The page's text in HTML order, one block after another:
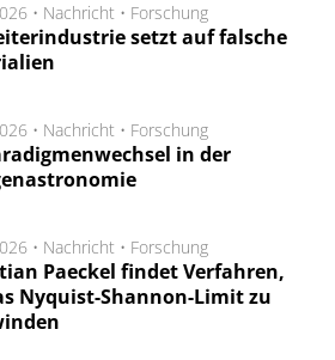
• Nachricht • Forschung
setzt auf falsche
• Nachricht • Forschung
in der
• Nachricht • Forschung
Paeckel findet Verfahren,
Nyquist-Shannon-Limit zu